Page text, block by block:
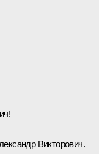
Викторович.